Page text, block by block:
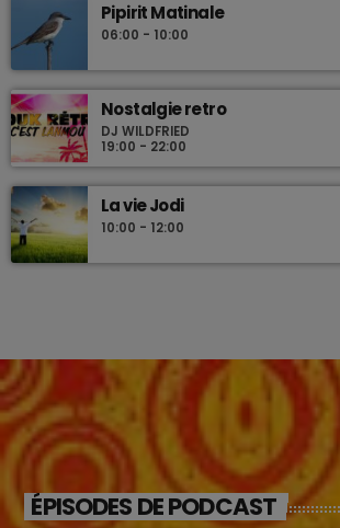
Pipirit Matinale
06:00 - 10:00
Nostalgie retro
DJ WILDFRIED
19:00 - 22:00
La vie Jodi
10:00 - 12:00
ÉPISODES DE PODCAST